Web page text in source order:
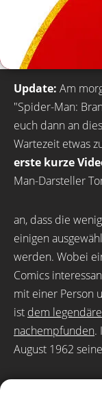
Update: Am
"Spider-Man:
euch dann an
Wartezeit etwas
erste kurze
Man-Darsteller
an, dass die
einigen
werden. Wobei
Comics
mit einer Person
ist dem
nachempfunden.
August 1962